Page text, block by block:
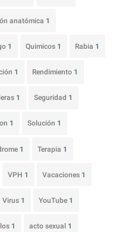
anatómica 1
1 Quimicos 1 Rabia 1
1 Rendimiento 1
1 Seguridad 1
1 Solución 1
1 Terapia 1
VPH 1 Vacaciones 1
Virus 1 YouTube 1
1 acto sexual 1